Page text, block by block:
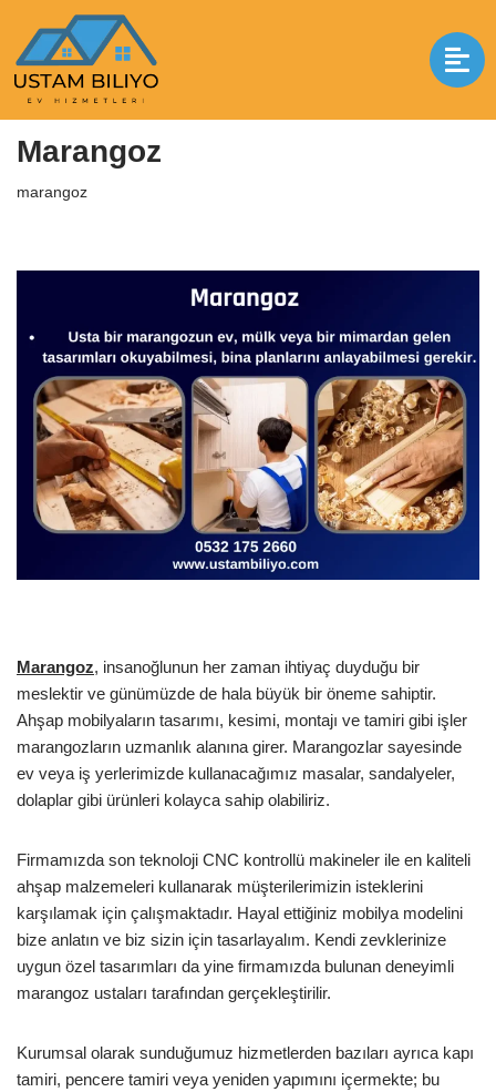
İçeriğe
geç
Anasayfa|marangoz
Marangoz
marangoz
Marangoz, insanoğlunun her zaman ihtiyaç duyduğu bir
meslektir ve günümüzde de hala büyük bir öneme sahiptir.
Ahşap mobilyaların tasarımı, kesimi, montajı ve tamiri gibi işler
marangozların uzmanlık alanına girer. Marangozlar sayesinde
ev veya iş yerlerimizde kullanacağımız masalar, sandalyeler,
dolaplar gibi ürünleri kolayca sahip olabiliriz.
Firmamızda son teknoloji CNC kontrollü makineler ile en kaliteli
ahşap malzemeleri kullanarak müşterilerimizin isteklerini
karşılamak için çalışmaktadır. Hayal ettiğiniz mobilya modelini
bize anlatın ve biz sizin için tasarlayalım. Kendi zevklerinize
uygun özel tasarımları da yine firmamızda bulunan deneyimli
marangoz ustaları tarafından gerçekleştirilir.
Kurumsal olarak sunduğumuz hizmetlerden bazıları ayrıca kapı
tamiri, pencere tamiri veya yeniden yapımını içermekte; bu